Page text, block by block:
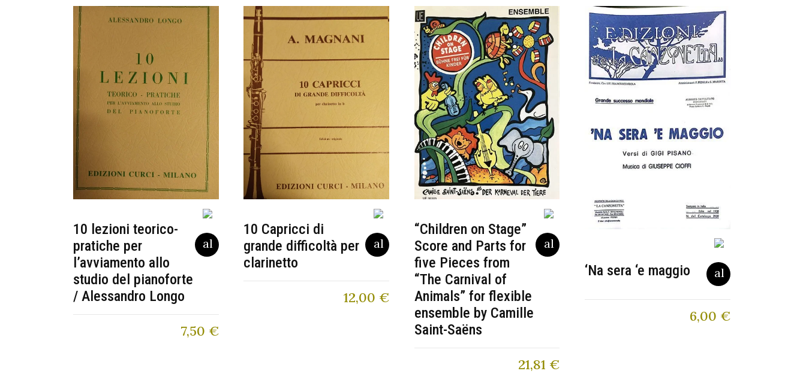
10 lezioni teorico-
pratiche per
l’avviamento allo
studio del pianoforte
/ Alessandro Longo
7,50 €
10 Capricci di
grande difficoltà per
clarinetto
12,00 €
“Children on Stage”
Score and Parts for
five Pieces from
“The Carnival of
Animals” for flexible
ensemble by Camille
Saint-Saëns
21,81 €
‘Na sera ‘e maggio
6,00 €